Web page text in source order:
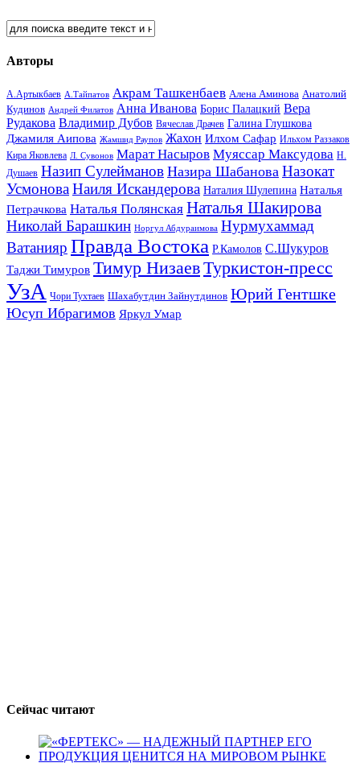
Авторы
А.Артыкбаев А.Тайпатов Акрам Ташкенбаев Алена Аминова Анатолий
Кудинов Андрей Филатов Анна Иванова Борис Палацкий Вера
Рудакова Владимир Дубов Вячеслав Драчев Галина Глушкова
Джамиля Аипова Жамшид Раупов Жахон Илхом Сафар Ильхом Раззаков
Кира Яковлева Л. Сувонов Марат Насыров Муяссар Максудова Н.
Душаев Назип Сулейманов Назира Шабанова Назокат
УсмоноваНаиля Искандерова Наталия Шулепина Наталья
Петрачкова Наталья Полянская Наталья Шакирова
Николай Барашкин Норгул Абдураимова Нурмухаммад
Ватанияр Правда Востока Р.Камолов С.Шукуров
Таджи Тимуров Тимур НизаевТуркистон-пресс
УзА Чори Тухтаев Шахабутдин Зайнутдинов Юрий Гентшке
Юсуп Ибрагимов Яркул Умар
Сейчас читают